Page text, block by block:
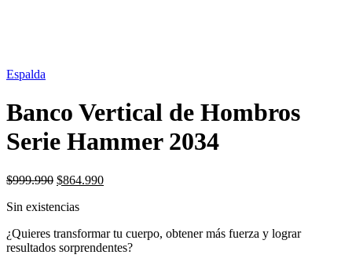
Espalda
Banco Vertical de Hombros
Serie Hammer 2034
$999.990 El
original
$999.990.
$864.990El
$864.990.
Sin existencias
¿Quieres transformar tu cuerpo, obtener más fuerza y lograr
resultados sorprendentes?